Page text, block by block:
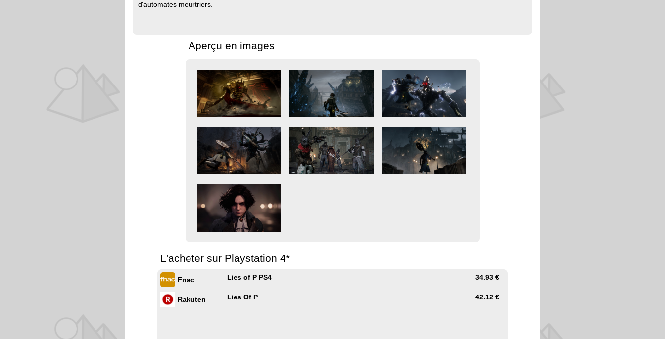
d'automates meurtriers.
Aperçu en images
L'acheter sur Playstation 4*
Fnac Lies of P PS4 34.93 €
Rakuten Lies Of P 42.12 €